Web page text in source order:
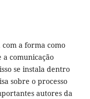
com a forma como
a comunicação
se instala dentro
sobre o processo
autores da